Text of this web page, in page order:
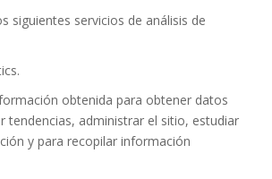
siguientes servicios de análisis de
obtenida para obtener datos
tendencias, administrar el sitio, estudiar
y para recopilar información